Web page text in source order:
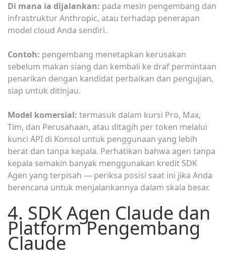
Di mana ia dijalankan: pada mesin pengembang dan
infrastruktur Anthropic, atau terhadap penerapan
model cloud Anda sendiri.
Contoh: pengembang menetapkan kerusakan
sebelum makan siang dan kembali ke draf permintaan
penarikan dengan kandidat perbaikan dan pengujian,
siap untuk ditinjau.
Model komersial: termasuk dalam kursi Pro, Max,
Tim, dan Perusahaan, atau ditagih per token melalui
kunci API di Konsol untuk penggunaan yang lebih
berat dan tanpa kepala. Perhatikan bahwa agen tanpa
kepala semakin banyak menggunakan kredit SDK
Agen yang terpisah — periksa posisi saat ini jika Anda
berencana untuk menjalankannya dalam skala besar.
4. SDK Agen Claude dan
Platform Pengembang
Claude